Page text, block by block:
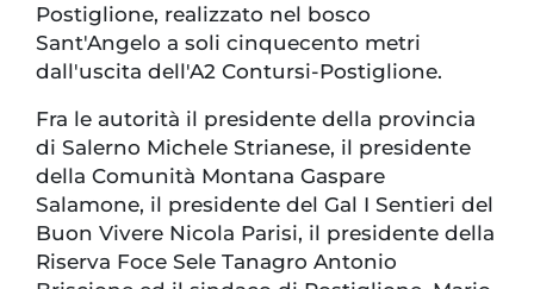
Postiglione, realizzato nel bosco
Sant'Angelo a soli cinquecento metri
dall'uscita dell'A2 Contursi-Postiglione.
Fra le autorità il presidente della provincia
di Salerno Michele Strianese, il presidente
della Comunità Montana Gaspare
Salamone, il presidente del Gal I Sentieri del
Buon Vivere Nicola Parisi, il presidente della
Riserva Foce Sele Tanagro Antonio